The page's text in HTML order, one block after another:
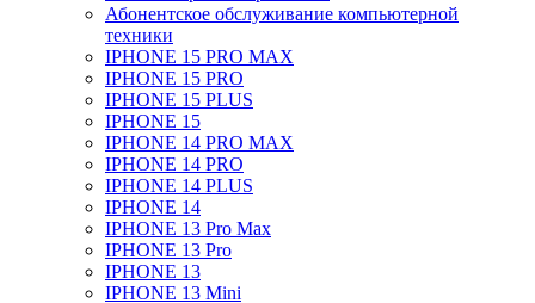
Абонентское обслуживание компьютерной
техники
IPHONE 15 PRO MAX
IPHONE 15 PRO
IPHONE 15 PLUS
IPHONE 15
IPHONE 14 PRO MAX
IPHONE 14 PRO
IPHONE 14 PLUS
IPHONE 14
IPHONE 13 Pro Max
IPHONE 13 Pro
IPHONE 13
IPHONE 13 Mini